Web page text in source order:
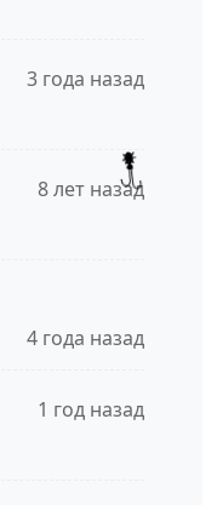
3 года назад
8 лет назад
4 года назад
1 год назад